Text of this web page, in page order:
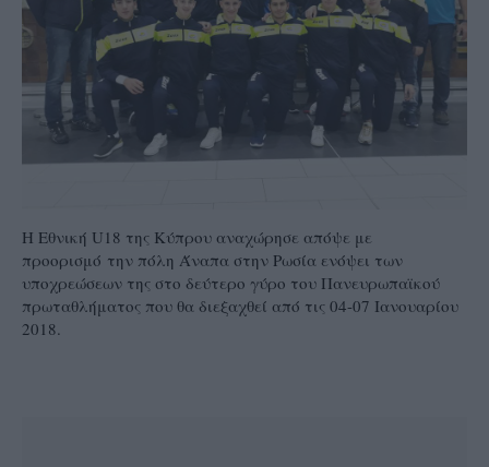
Η Εθνική U18 της Κύπρου αναχώρησε απόψε με
προορισμό την πόλη Άναπα στην Ρωσία ενόψει των
υποχρεώσεων της στο δεύτερο γύρο του Πανευρωπαϊκού
πρωταθλήματος που θα διεξαχθεί από τις 04-07 Ιανουαρίου
2018.